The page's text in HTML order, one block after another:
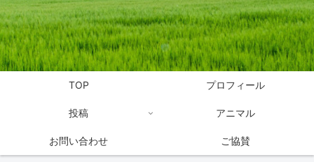
TOP プロフィール
投稿 アニマル
お問い合わせ ご協賛